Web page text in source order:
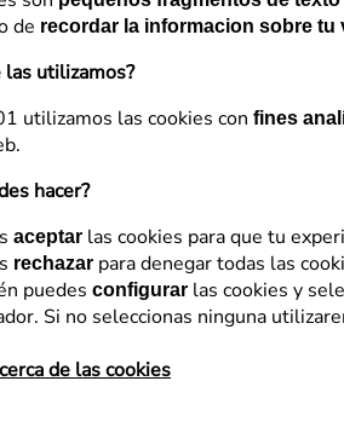
de recordar la informacion sobre tu
las utilizamos?
utilizamos las cookies con fines
hacer?
aceptar las cookies para que tu
rechazar para denegar todas las
puedes configurar las cookies y
Si no seleccionas ninguna
de las cookies
con más de 15 años de
(BXOp).
el congreso de las